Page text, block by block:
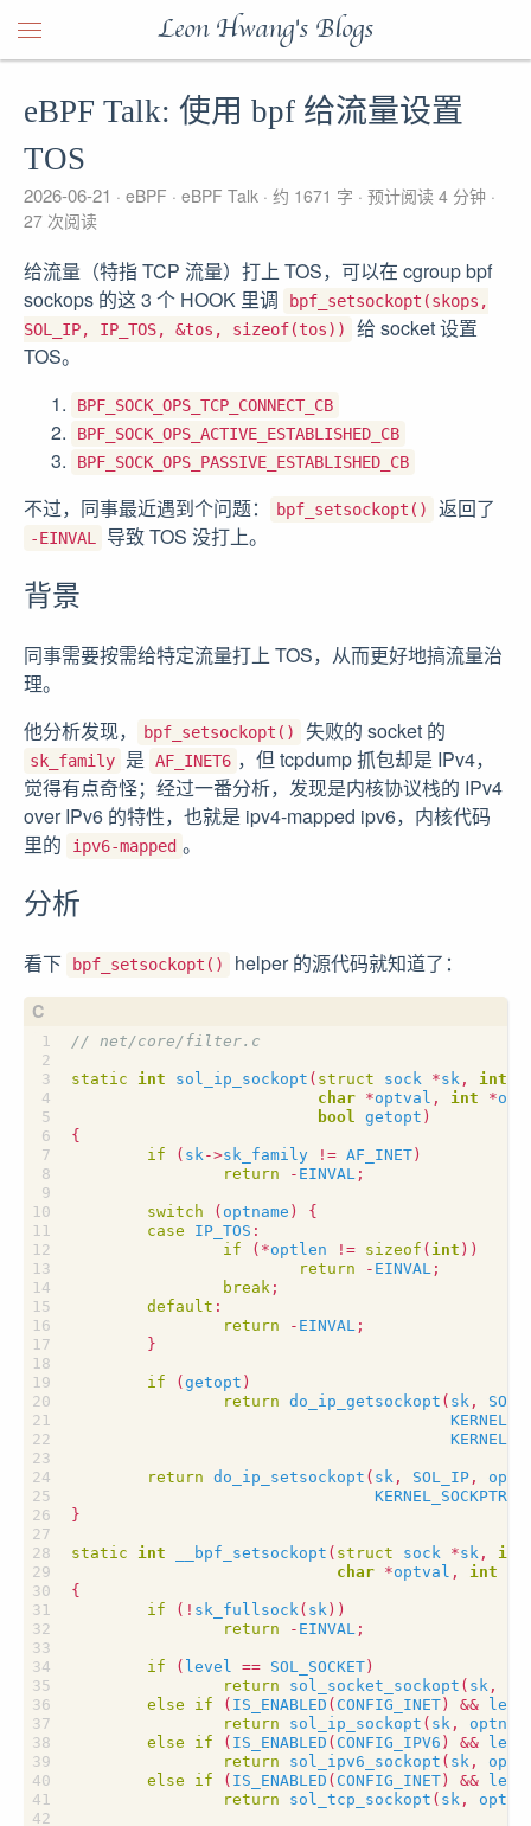
Leon Hwang's Blogs
eBPF Talk: 使用 bpf 给流量设置
TOS
2026-06-21 eBPF eBPF Talk 约 1671 字
预计阅读 4 分钟
27 次阅读
给流量（特指 TCP 流量）打上 TOS，可以在 cgroup bpf
sockops 的这 3 个 HOOK 里调
bpf_setsockopt(skops,
SOL_IP, IP_TOS, &tos, sizeof(tos))
给 socket 设置
TOS。
BPF_SOCK_OPS_TCP_CONNECT_CB
BPF_SOCK_OPS_ACTIVE_ESTABLISHED_CB
BPF_SOCK_OPS_PASSIVE_ESTABLISHED_CB
不过，同事最近遇到个问题： bpf_setsockopt() 返回了
-EINVAL 导致 TOS 没打上。
背景
同事需要按需给特定流量打上 TOS，从而更好地搞流量治
理。
他分析发现，
bpf_setsockopt() 失败的 socket 的
sk_family 是 AF_INET6 ，但 tcpdump 抓包却是 IPv4，
觉得有点奇怪；经过一番分析，发现是内核协议栈的 IPv4
over IPv6 的特性，也就是 ipv4-mapped ipv6，内核代码
里的
ipv6-mapped 。
分析
看下 bpf_setsockopt() helper 的源代码就知道了：
static int sol_ip_sockopt ( struct sock *sk , int
char *optval , int *
bool
getopt )
{
if
( sk ->sk_family != AF_INET)
return
- EINVAL ;
switch ( optname )
{
case
IP_TOS :
if
( *optlen != sizeof ( int ))
return
- EINVAL ;
break ;
default :
return
- EINVAL ;
}
if (getopt )
return do_ip_getsockopt ( sk ,
return do_ip_setsockopt ( sk , SOL_IP ,
KERNEL_SOCKPTR
}
static int __bpf_setsockopt ( struct sock *sk ,
int
char *optval , int
{
if
( ! sk_fullsock ( sk ))
return
- EINVAL ;
if ( level == SOL_SOCKET)
return
sol_socket_sockopt ( sk ,
else
if ( IS_ENABLED ( CONFIG_INET) &&
return
sol_ip_sockopt ( sk ,
else
if ( IS_ENABLED ( CONFIG_IPV6 ) &&
return
sol_ipv6_sockopt ( sk ,
else
if ( IS_ENABLED ( CONFIG_INET) &&
return
sol_tcp_sockopt ( sk ,